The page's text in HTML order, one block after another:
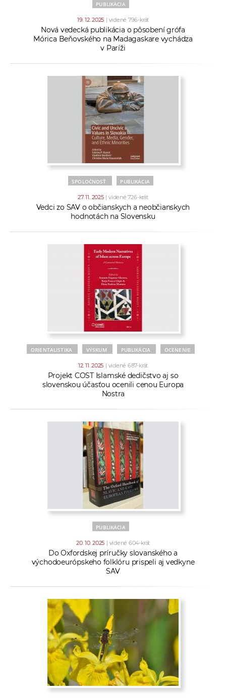
PUBLIKÁCIA
19. 12. 2025 | videné 796-krát
Nová vedecká publikácia o pôsobení grófa
Mórica Beňovského na Madagaskare vychádza
v Paríži
SPOLOČNOSŤ PUBLIKÁCIA
27. 11. 2025 | videné 726-krát
Vedci zo SAV o občianskych a neobčianskych
hodnotách na Slovensku
ORIENTALISTIKA VÝSKUM PUBLIKÁCIA OCENENIE
12. 11. 2025 | videné 687-krát
Projekt COST Islamské dedičstvo aj so
slovenskou účasťou ocenili cenou Europa
Nostra
PUBLIKÁCIA
20. 10. 2025 | videné 604-krát
Do Oxfordskej príručky slovanského a
východoeurópskeho folklóru prispeli aj vedkyne
SAV